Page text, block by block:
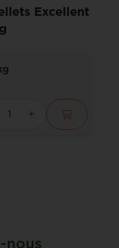
Excellent
nous